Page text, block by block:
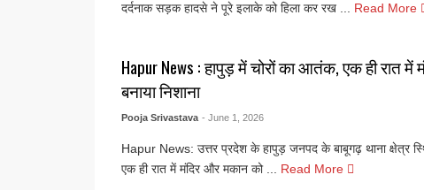
दर्दनाक सड़क हादसे ने पूरे इलाके को हिला कर रख ...
Read More
Hapur News : हापुड़ में चोरों का आतंक, एक ही रात
बनाया निशाना
Pooja Srivastava - June 1, 2026
Hapur News: उत्तर प्रदेश के हापुड़ जनपद के बाबूगढ़ थाना क्षेत्र
एक ही रात में मंदिर और मकान को ...
Read More